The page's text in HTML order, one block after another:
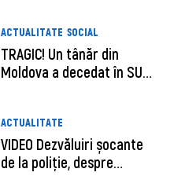
ACTUALITATE SOCIAL
TRAGIC! Un tânăr din
Moldova a decedat în SUA,
ACTUALITATE
VIDEO Dezvăluiri șocante
de la poliție, despre